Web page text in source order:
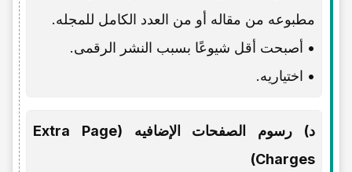
مطبوعه من مقاله أو من العدد الکامل للمجله.
• أصبحت أقل شیوعًا بسبب النشر الرقمی.
• اختیاریه.
د) رسوم الصفحات الإضافیه (Extra Page
Charges)